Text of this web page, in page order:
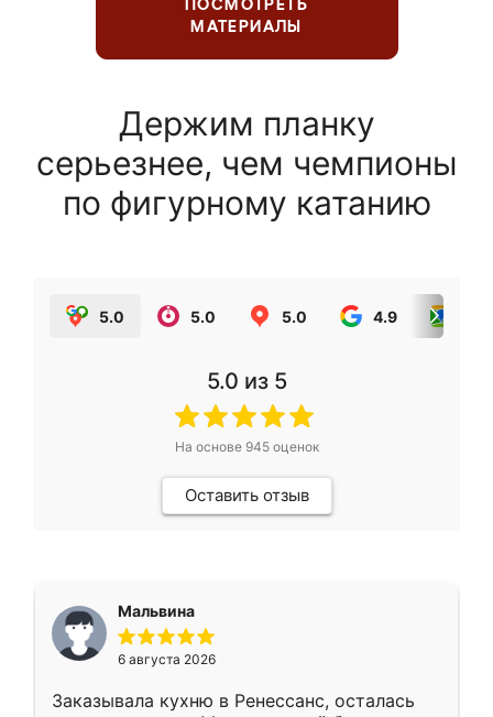
ПОСМОТРЕТЬ
МАТЕРИАЛЫ
Держим планку
серьезнее, чем чемпионы
по фигурному катанию
5.0 5.0 5.0 4.9
5.0 из 5
На основе 945оценок
Оставить отзыв
Мальвина
6 августа 2026
Заказывала кухню в Ренессанс, осталась